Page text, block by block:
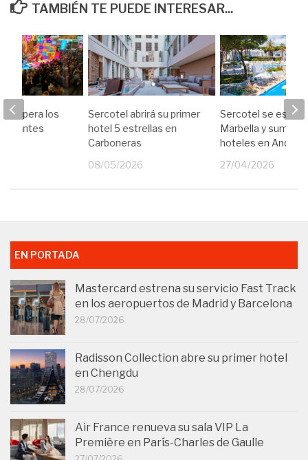
TAMBIÉN TE PUEDE INTERESAR...
Sercotel abrirá su primer
hotel 5 estrellas en
Carboneras
08/05/2026
Sercotel se
Marbella y suma 16
hoteles en
27/04/2026
supera los
EN PORTADA
Mastercard estrena su servicio Fast Track
en los aeropuertos de Madrid y Barcelona
28/07/2026
Radisson Collection abre su primer hotel
en Chengdu
28/07/2026
Air France renueva su sala VIP La
Première en París-Charles de Gaulle